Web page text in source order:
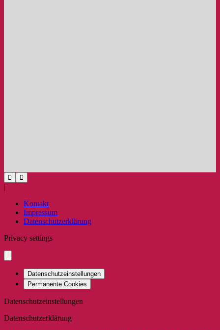
|
Kontakt
Impressum
Datenschutzerklärung
Privacy settings
Datenschutzeinstellungen
Permanente Cookies
Datenschutzeinstellungen
Datenschutzerklärung